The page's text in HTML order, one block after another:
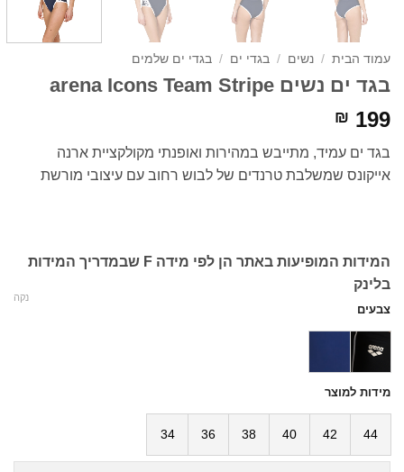
עמוד הבית / נשים / בגדי ים / בגדי ים שלמים
בגד ים נשים arena Icons Team Stripe
₪ 199
בגד ים עמיד, מתייבש במהירות ואופנתי מקולקציית ארנה
אייקונס שמשלבת טרנדים של לבוש רחוב עם עיצובי מורשת
המידות המופיעות באתר הן לפי מידה F שבמדריך המידות
בלינק
צבעים
מידות למוצר
44
42
40
38
36
34
נקה